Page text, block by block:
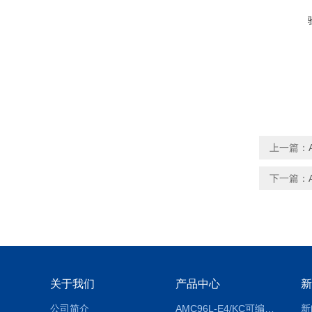
上一篇：
下一篇：
关于我们
公司简介
产品中心